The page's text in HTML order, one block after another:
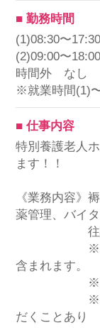
■ 勤務時間
(1)08:30〜17:30
(2)09:00〜18:00
時間外 なし
※就業時間(1)
■ 仕事内容
特別養護老人
ます！！
《業務内容》
薬管理、バイ
往診の付
※食事介
含まれます。
※入浴介助
※デイサ
だくことあり